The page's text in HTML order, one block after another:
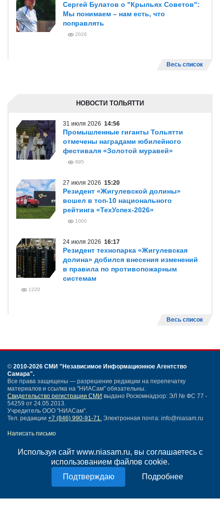
Используя сайт www.niasam.ru, вы соглашаетесь с
использованием файлов cookie.
Подробнее
Сергей Булатов о "Крыльях Советов":
Мы понимаем – нам есть, что
поправлять
2026
Весь список
НОВОСТИ ТОЛЬЯТТИ
31 июля 2026 14:56
Промышленные гиганты Тольятти
отмечены наградами юбилейного
фестиваля «Золотой муравей»
995
27 июля 2026 15:20
Резидент «Жигулевской долины»
вошел в топ-10 национального
рейтинга «ТехУспех-2026»
1000
24 июля 2026 16:17
Резидент технопарка «Жигулевская
долина» добился внесения изменений
в правила по противопожарным
системам
1220
Весь список
© 2010-2026 СМИ "Независимое Информационное Агентство
Самара".
Все права защищены — разрешение редакции на перепечатку
материалов и ссылка на "НИАСам" обязательны.
Свидетельство регистрации СМИ выдано Роскомнадзор: ЭЛ № ФС 77 -
54259 от 24.05.2013.
Учредитель ООО "НИАСам".
Тел. редакции +7 (846) 990-91-71. Электронная почта: info@niasam.ru
Написать письмо
Нашли ошибку?
Политика конфиденциальности
Согласие на обработку персональных данных